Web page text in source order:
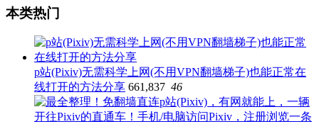
本类热门
p站(Pixiv)无需科学上网(不用VPN翻墙梯子)也能正常在
线打开的方法分享 661,837 46